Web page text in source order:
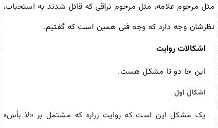
مثل مرحوم علامه، مثل مرحوم نراقی که قائل شدند به استحباب،
نظر‌شان وجه دارد که وجه فنی همین است که گفتیم.
اشکالات روایت
این جا دو تا مشکل هست.
اشکال اول
یک مشکل این است که روایت زراره که مشتمل بر «لا بأس»